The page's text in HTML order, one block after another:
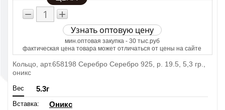
− +
Узнать оптовую цену
мин.оптовая закупка - 30 тыс.руб
фактическая цена товара может отличаться от цены на сайте
Кольцо, арт.658198 Серебро Серебро 925, р. 19.5, 5,3 гр.,
оникс
Вес 5.3г
Вставка: Оникс